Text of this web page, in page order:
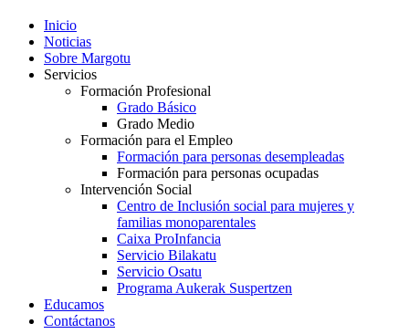
Inicio
Noticias
Sobre Margotu
Servicios
Formación Profesional
Grado Básico
Grado Medio
Formación para el Empleo
Formación para personas desempleadas
Formación para personas ocupadas
Intervención Social
Centro de Inclusión social para mujeres y
familias monoparentales
Caixa ProInfancia
Servicio Bilakatu
Servicio Osatu
Programa Aukerak Suspertzen
Educamos
Contáctanos